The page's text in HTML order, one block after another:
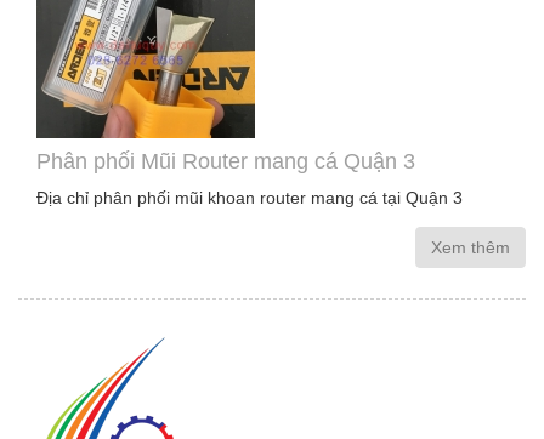
Phân phối Mũi Router mang cá Quận 3
Địa chỉ phân phối mũi khoan router mang cá tại Quận 3
Xem thêm